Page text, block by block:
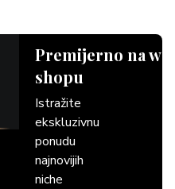
Premijerno na
shopu
Istražite
ekskluzivnu
ponudu
najnovijih
niche